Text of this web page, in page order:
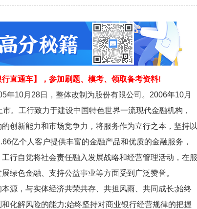
行直通车】
，参加刷题、模考、领取备考资料!
10月28日，整体改制为股份有限公司。2006年10月
。工行致力于建设中国特色世界一流现代金融机构，
创新能力和市场竞争力，将服务作为立行之本，坚持以
亿个人客户提供丰富的金融产品和优质的金融服务，
行自觉将社会责任融入发展战略和经营管理活动，在服
绿色金融、支持公益事业等方面受到广泛赞誉。
，与实体经济共荣共存、共担风雨、共同成长;始终
化解风险的能力;始终坚持对商业银行经营规律的把握